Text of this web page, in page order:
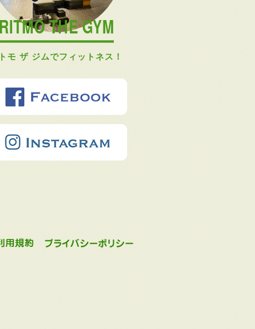
RITMO THE GYM
モ ザ ジムでフィットネス！